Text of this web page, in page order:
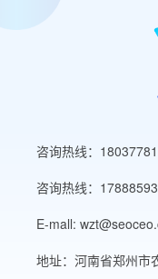
咨询热线：
咨询热线：
E-mall:
地址：河南省郑州市